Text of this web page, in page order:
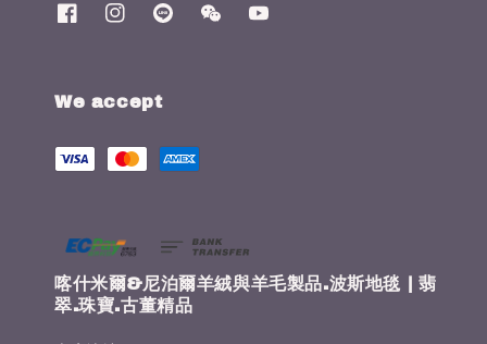
We accept
喀什米爾&尼泊爾羊絨與羊毛製品.波斯地毯 | 翡
翠.珠寶.古董精品